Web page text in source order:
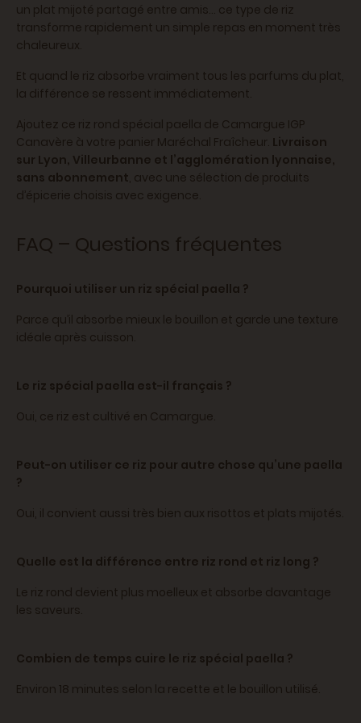
un plat mijoté partagé entre amis… ce type de riz
transforme rapidement un simple repas en moment très
chaleureux.
Et quand le riz absorbe vraiment tous les parfums du plat,
la différence se ressent immédiatement.
Ajoutez ce riz rond spécial paella de Camargue IGP
Canavère à votre panier Maréchal Fraîcheur. Livraison
sur Lyon, Villeurbanne et l’agglomération lyonnaise,
sans abonnement, avec une sélection de produits
d’épicerie choisis avec exigence.
FAQ – Questions fréquentes
Pourquoi utiliser un riz spécial paella ?
Parce qu’il absorbe mieux le bouillon et garde une texture
idéale après cuisson.
Le riz spécial paella est-il français ?
Oui, ce riz est cultivé en Camargue.
Peut-on utiliser ce riz pour autre chose qu’une paella
?
Oui, il convient aussi très bien aux risottos et plats mijotés.
Quelle est la différence entre riz rond et riz long ?
Le riz rond devient plus moelleux et absorbe davantage
les saveurs.
Combien de temps cuire le riz spécial paella ?
Environ 18 minutes selon la recette et le bouillon utilisé.